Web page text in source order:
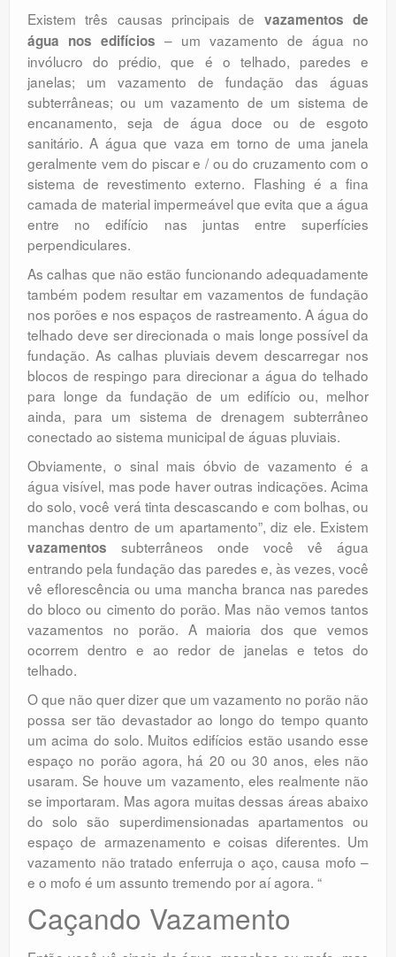
Existem três causas principais de vazamentos de
água nos edifícios – um vazamento de água no
invólucro do prédio, que é o telhado, paredes e
janelas; um vazamento de fundação das águas
subterrâneas; ou um vazamento de um sistema de
encanamento, seja de água doce ou de esgoto
sanitário. A água que vaza em torno de uma janela
geralmente vem do piscar e / ou do cruzamento com o
sistema de revestimento externo. Flashing é a fina
camada de material impermeável que evita que a água
entre no edifício nas juntas entre superfícies
perpendiculares.
As calhas que não estão funcionando adequadamente
também podem resultar em vazamentos de fundação
nos porões e nos espaços de rastreamento. A água do
telhado deve ser direcionada o mais longe possível da
fundação. As calhas pluviais devem descarregar nos
blocos de respingo para direcionar a água do telhado
para longe da fundação de um edifício ou, melhor
ainda, para um sistema de drenagem subterrâneo
conectado ao sistema municipal de águas pluviais.
Obviamente, o sinal mais óbvio de vazamento é a
água visível, mas pode haver outras indicações. Acima
do solo, você verá tinta descascando e com bolhas, ou
manchas dentro de um apartamento”, diz ele. Existem
vazamentos subterrâneos onde você vê água
entrando pela fundação das paredes e, às vezes, você
vê eflorescência ou uma mancha branca nas paredes
do bloco ou cimento do porão. Mas não vemos tantos
vazamentos no porão. A maioria dos que vemos
ocorrem dentro e ao redor de janelas e tetos do
telhado.
O que não quer dizer que um vazamento no porão não
possa ser tão devastador ao longo do tempo quanto
um acima do solo. Muitos edifícios estão usando esse
espaço no porão agora, há 20 ou 30 anos, eles não
usaram. Se houve um vazamento, eles realmente não
se importaram. Mas agora muitas dessas áreas abaixo
do solo são superdimensionadas apartamentos ou
espaço de armazenamento e coisas diferentes. Um
vazamento não tratado enferruja o aço, causa mofo –
e o mofo é um assunto tremendo por aí agora. “
Caçando Vazamento